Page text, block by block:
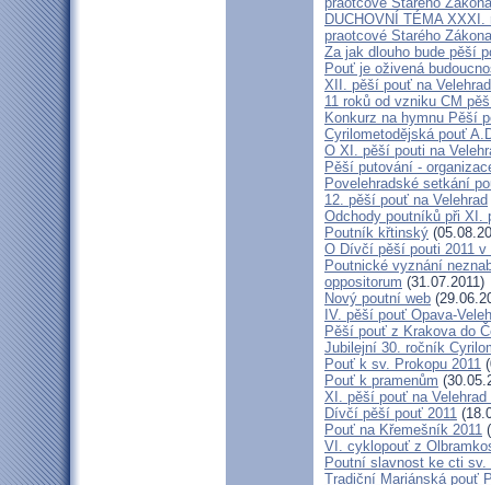
DUCHOVNÍ TÉMA
praotcové Starého Zákona
Za jak dlouho bude pěší
Pouť je oživená
XII. pěší pouť na
11 roků od vzniku CM
Konkurz na hymnu Pěší
Cyrilometodějská pouť
O XI. pěší pouti na
Pěší putování -
Povelehradské setkání
12. pěší pouť na Velehrad
Odchody poutníků při XI.
Poutník křtinský
O Dívčí pěší pouti 2011 v
Poutnické vyznání
oppositorum (31.07.2011)
Nový poutní web
IV. pěší pouť Opava-
Pěší pouť z Krakova do
Jubilejní 30. ročník
Pouť k sv. Prokopu 2011
Pouť k pramenům
XI. pěší pouť na Velehrad
Dívčí pěší pouť 2011
Pouť na Křemešník 2011
VI. cyklopouť z
Poutní slavnost ke cti sv.
Tradiční Mariánská pouť